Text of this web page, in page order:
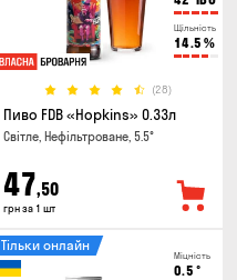
Щільність
14.5 %
(28)
Пиво FDB «Hopkins» 0.33л
Світле, Нефільтроване, 5.5°
47,50
грн за 1 шт
Міцність
0.5 °
Тільки онлайн